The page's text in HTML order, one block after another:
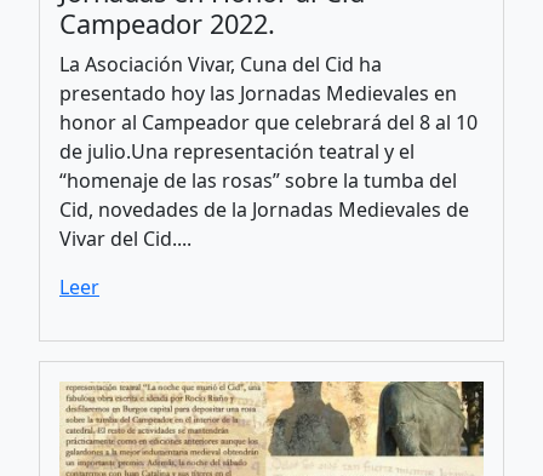
Campeador 2022.
La Asociación Vivar, Cuna del Cid ha
presentado hoy las Jornadas Medievales en
honor al Campeador que celebrará del 8 al 10
de julio.Una representación teatral y el
“homenaje de las rosas” sobre la tumba del
Cid, novedades de la Jornadas Medievales de
Vivar del Cid....
Leer